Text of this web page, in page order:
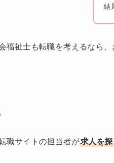
結
福祉士も転職を考えるなら、
職サイトの担当者が求人を